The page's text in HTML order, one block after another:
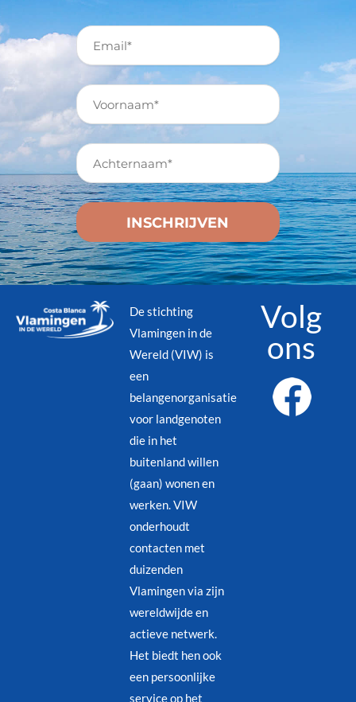
De stichting
Vlamingen in de
Wereld (VIW) is
een
belangenorganisatie
voor landgenoten
die in het
buitenland willen
(gaan) wonen en
werken. VIW
onderhoudt
contacten met
duizenden
Vlamingen via zijn
wereldwijde en
actieve netwerk.
Het biedt hen ook
een persoonlijke
service op het
Volg
ons